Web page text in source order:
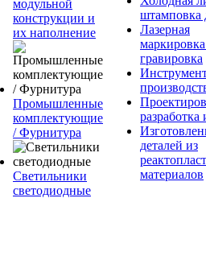
модульной
конструкции и
их наполнение
Промышленные
комплектующие
/ Фурнитура
Светильники
светодиодные
штамповка
Лазерная
гравировка
разработка
деталей из
материалов